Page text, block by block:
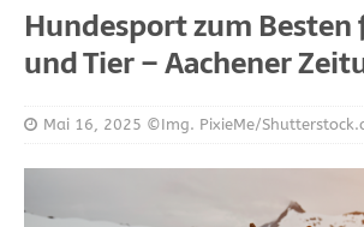
Hundesport zum Besten
und Tier – Aachener
Mai 16, 2025 ©Img. PixieMe/